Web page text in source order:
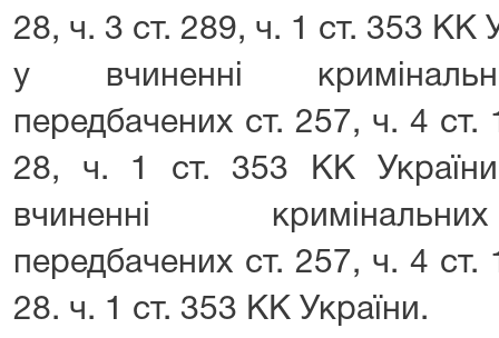
28, ч. 3 ст. 289, ч. 1 ст. 353 КК
у вчиненні
передбачених ст. 257, ч. 4 ст.
28, ч. 1 ст. 353 КК
вчиненні
передбачених ст. 257, ч. 4 ст.
28. ч. 1 ст. 353 КК України.